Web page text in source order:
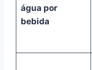
água por
bebida